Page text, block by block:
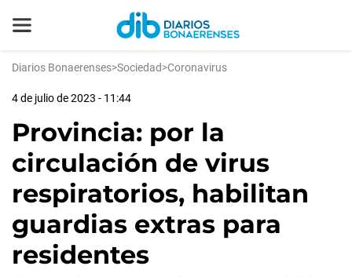
Diarios Bonaerenses>Sociedad>Coronavirus
4 de julio de 2023 - 11:44
Provincia: por la
circulación de virus
respiratorios, habilitan
guardias extras para
residentes